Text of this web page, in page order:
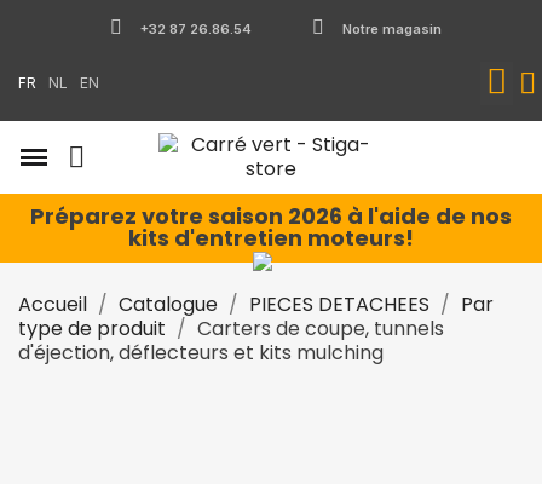
+32 87 26.86.54 Notre magasin
FR NL EN
Préparez votre saison 2026 à l'aide de nos
kits d'entretien moteurs!
Accueil Catalogue PIECES DETACHEES
Par
type de produit
Carters de coupe, tunnels
d'éjection, déflecteurs et kits mulching